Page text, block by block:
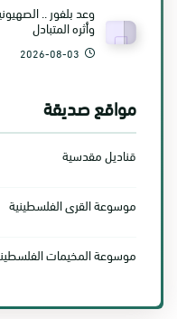
وعد بلفور ..
وأثره المتبادل
2026-08-03
مواقع صديقة
قناديل مقدسية
موسوعة القرى الفلسطينية
موسوعة المخيمات